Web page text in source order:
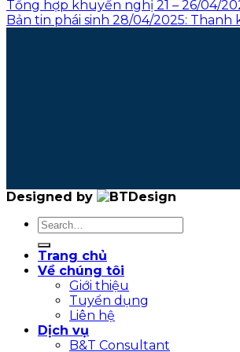
Tổng hợp khuyến nghị 21 – 26/04/
Bản tin phái sinh 28/04/2025:
Designed by
Trang chủ
Về chúng tôi
Giới thiệu
Tuyển dụng
Liên hệ
Dịch vụ
B&T Consultant